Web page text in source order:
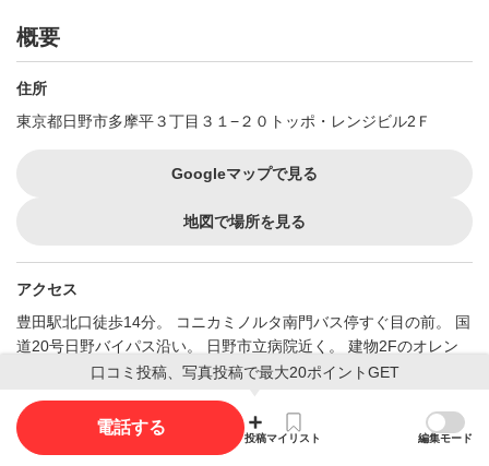
概要
住所
東京都日野市多摩平３丁目３１−２０トッポ・レンジビル2Ｆ
Googleマップで見る
地図で場所を見る
アクセス
豊田駅北口徒歩14分。 コニカミノルタ南門バス停すぐ目の前。 国
道20号日野バイパス沿い。 日野市立病院近く。 建物2Fのオレン
ジの看板が目印。 １Ｆはフラワーショップ「フローリスト カシ
最寄駅
北八王子駅から990m （徒歩13分）
口コミ投稿、写真投稿で最大20ポイントGET
電話する
投稿マイリスト 編集モード